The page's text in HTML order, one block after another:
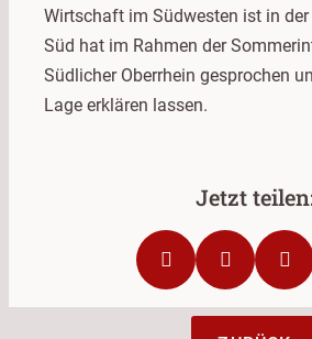
Wirtschaft im Südwesten ist in der
Süd hat im Rahmen der
Südlicher Oberrhein gesprochen
Lage erklären lassen.